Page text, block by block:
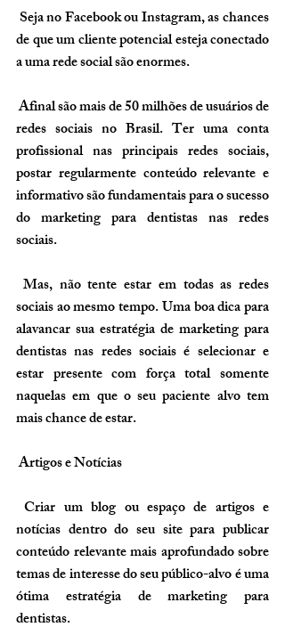
de que um cliente potencial esteja conectado
a uma rede social são enormes.
Afinal são mais de 50 milhões de usuários de
redes sociais no Brasil. Ter uma conta
profissional nas principais redes sociais,
postar regularmente conteúdo relevante e
informativo são fundamentais para o sucesso
do marketing para dentistas nas redes
sociais.
sociais ao mesmo tempo. Uma boa dica para
alavancar sua estratégia de marketing para
dentistas nas redes sociais é selecionar e
estar presente com força total somente
naquelas em que o seu paciente alvo tem
mais chance de estar.
Artigos e Notícias
Criar um blog ou espaço de artigos e
notícias dentro do seu site para publicar
conteúdo relevante mais aprofundado sobre
temas de interesse do seu público-alvo é uma
ótima estratégia de marketing para
dentistas.